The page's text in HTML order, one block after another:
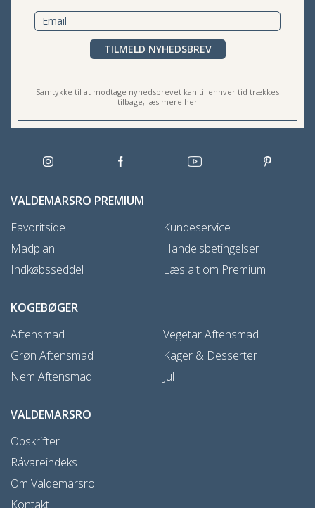
TILMELD NYHEDSBREV
Samtykke til at modtage nyhedsbrevet kan til enhver tid trækkes
tilbage, læs mere her
VALDEMARSRO PREMIUM
Favoritside
Madplan
Indkøbsseddel
Kundeservice
Handelsbetingelser
Læs alt om Premium
KOGEBØGER
Aftensmad
Grøn Aftensmad
Nem Aftensmad
Vegetar Aftensmad
Kager & Desserter
Jul
VALDEMARSRO
Opskrifter
Råvareindeks
Om Valdemarsro
Kontakt